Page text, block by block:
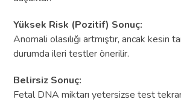
Yüksek Risk (Pozitif) Sonuç:
Anomali olasılığı artmıştır, ancak kesin
durumda ileri testler önerilir.
Belirsiz Sonuç:
Fetal DNA miktarı yetersizse test